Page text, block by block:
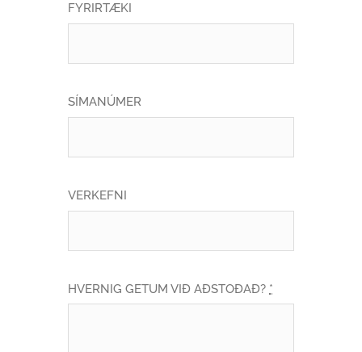
FYRIRTÆKI
SÍMANÚMER
VERKEFNI
HVERNIG GETUM VIÐ AÐSTOÐAÐ? *